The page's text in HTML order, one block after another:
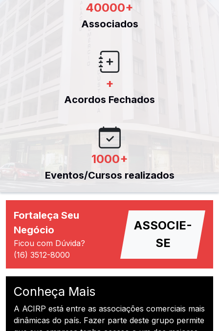
40000+
Associados
+
Acordos Fechados
1000+
Eventos/Cursos realizados
Fortaleça Seu
Negócio
Ficou com Dúvida?
(16) 3512-8000
ASSOCIE-
SE
Conheça Mais
A ACIRP está entre as associações comerciais mais
dinâmicas do país. Fazer parte deste grupo permite